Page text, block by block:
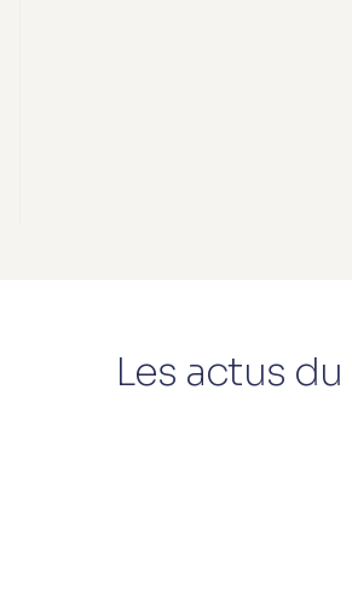
Les actus du